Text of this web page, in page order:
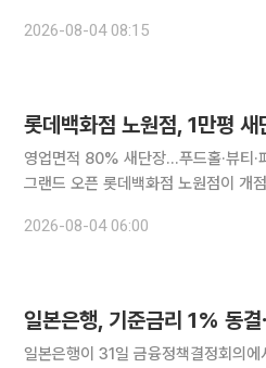
에서 생태계 확장으로' 보고서를 통해
2026-08-04 08:15
롯데백화점 노원점, 1만평
영업면적 80% 새단장…푸드홀·뷰
그랜드 오픈 롯데백화점 노원점이 개점 이후 최대 규모 새단장을 마치고 서울 동북권 대표 프리미엄
2026-08-04 06:00
일본은행, 기준금리 1% 동
일본은행이 31일 금융정책결정회의